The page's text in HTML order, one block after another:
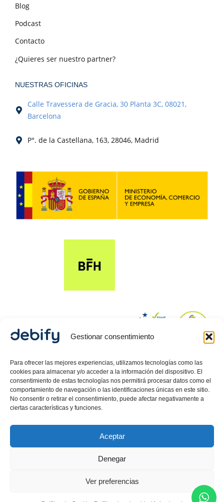
Gestionar consentimiento
Para ofrecer las mejores experiencias, utilizamos tecnologías como las
cookies para almacenar y/o acceder a la información del dispositivo. El
consentimiento de estas tecnologías nos permitirá procesar datos como el
comportamiento de navegación o las identificaciones únicas en este sitio.
No consentir o retirar el consentimiento, puede afectar negativamente a
ciertas características y funciones.
Aceptar
Denegar
Ver preferencias
Blog
Podcast
Contacto
¿Quieres ser nuestro partner?
NUESTRAS OFICINAS
Calle Travessera de Gracia, 30 Planta 3C, 08021,
Barcelona
P°. de la Castellana, 163, 28046, Madrid
© 2024 Debify – Derechos reservados.
Política de Privacidad
Aviso Legal
Política de cookies
Mercantil de Barcelona, Hoja 557512, Tomo 47626,
Carlos Guerrero
Director Legal inscrito como Mediador en el
Ministerio de Justicia.